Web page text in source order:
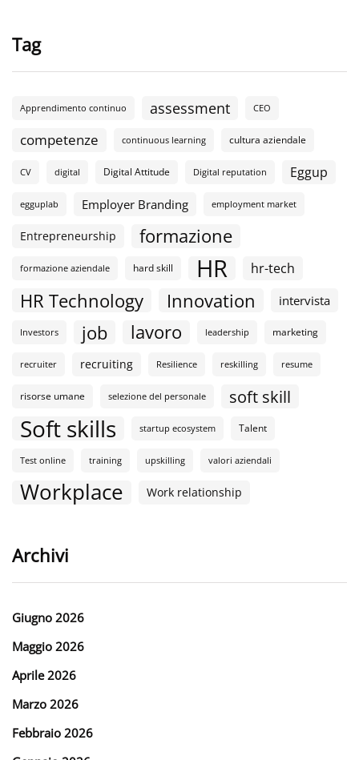
Tag
Apprendimento continuo assessment CEO
competenze continuous learning cultura aziendale
CV digital Digital Attitude Digital reputation Eggup
egguplab Employer Branding employment market
Entrepreneurship formazione
formazione aziendale hard skill HR hr-tech
HR Technology Innovation intervista
Investors job lavoro leadership marketing
recruiter recruiting Resilience reskilling resume
risorse umane selezione del personale soft skill
Soft skills startup ecosystem Talent
Test online training upskilling valori aziendali
Workplace Work relationship
Archivi
Giugno 2026
Maggio 2026
Aprile 2026
Marzo 2026
Febbraio 2026